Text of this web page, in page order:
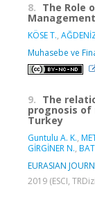
8. The Role
Management
KÖSE T.,
Muhasebe ve
9. The
prognosis
Turkey
Guntulu A. K.,
GİRGİNER N.,
EURASIAN
2019 (ESCI,